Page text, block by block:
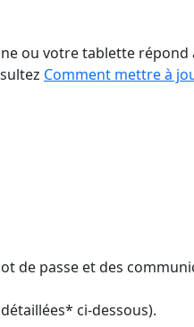
ou votre tablette répond
Comment mettre à
de passe et des
ci-dessous).